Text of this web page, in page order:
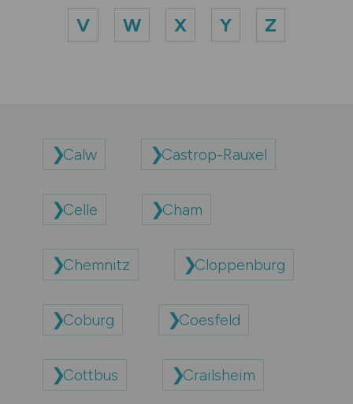
V W X Y Z
Calw Castrop-Rauxel
Celle Cham
Chemnitz Cloppenburg
Coburg Coesfeld
Cottbus Crailsheim